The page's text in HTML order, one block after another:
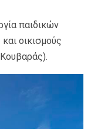
παιδικών
οικισμούς